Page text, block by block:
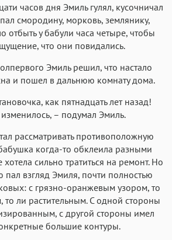
часов дня Эмиль гулял, кусочничал
смородину, морковь, землянику,
отбыть у бабули часа четыре, чтобы
что они повидались.
Эмиль решил, что настало
и пошел в дальнюю комнату дома.
как пятнадцать лет назад!
– подумал Эмиль.
рассматривать противоположную
когда-то обклеила разными
сильно тратиться на ремонт. Но
пал взгляд Эмиля, почти полностью
с грязно-оранжевым узором, то
то ли растительным. С одной стороны
с другой стороны имел
большие контуры.